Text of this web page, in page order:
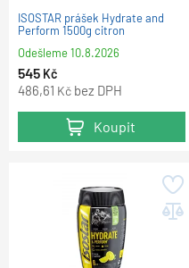
ISOSTAR prášek Hydrate and
Perform 1500g citron
Odešleme10.8.2026
545 Kč
486,61 Kč bez DPH
Koupit